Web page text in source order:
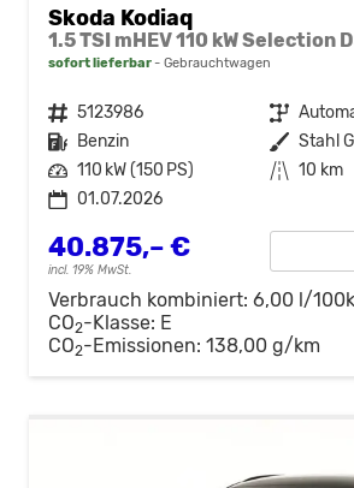
Skoda Kodiaq
sofort lieferbar Gebrauchtwagen
Fahrzeugnr. 5123986 Getriebe
Kraftstoff Benzin Außenfarbe Stahl
Leistung 110 kW (150 PS) Kilometerstand 10 km
01.07.2026
40.875,– €
incl. 19% MwSt.
Verbrauch kombiniert: 6,00 l/
CO2-Klasse: E
CO2-Emissionen: 138,00 g/km